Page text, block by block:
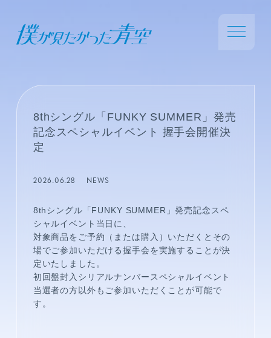
8thシングル「FUNKY SUMMER」発売
記念スペシャルイベント 握手会開催決
定
2026.06.28 NEWS
8thシングル「FUNKY SUMMER」発売記念スペ
シャルイベント当日に、
対象商品をご予約（または購入）いただくとその
場でご参加いただける握手会を実施することが決
定いたしました。
初回盤封入シリアルナンバースペシャルイベント
当選者の方以外もご参加いただくことが可能で
す。